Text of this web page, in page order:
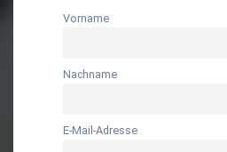
Vorname
Nachname
E-Mail-Adresse